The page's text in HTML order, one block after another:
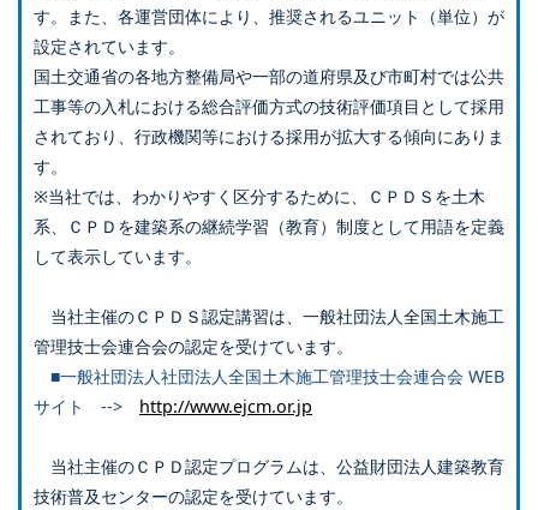
す。また、各運営団体により、推奨されるユニット（単位）が
設定されています。
国土交通省の各地方整備局や一部の道府県及び市町村では公共
工事等の入札における総合評価方式の技術評価項目として採用
されており、行政機関等における採用が拡大する傾向にありま
す。
※当社では、わかりやすく区分するために、ＣＰＤＳを土木
系、ＣＰＤを建築系の継続学習（教育）制度として用語を定義
して表示しています。
当社主催のＣＰＤＳ認定講習は、一般社団法人全国土木施工
管理技士会連合会の認定を受けています。
■一般社団法人社団法人全国土木施工管理技士会連合会 WEB
サイト --> http://www.ejcm.or.jp
当社主催のＣＰＤ認定プログラムは、公益財団法人建築教育
技術普及センターの認定を受けています。